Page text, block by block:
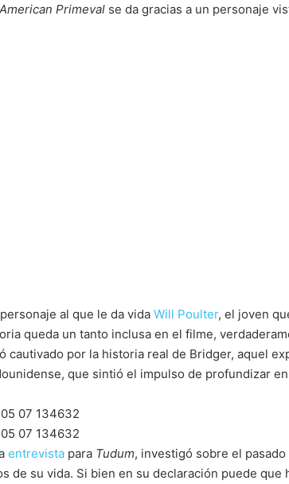
American Primeval se da gracias a un personaje
al que le da vida Will Poulter, el joven
queda un tanto inclusa en el filme,
cautivado por la historia real de Bridger, aquel
que sintió el impulso de profundizar
entrevista para Tudum, investigó sobre el
de su vida. Si bien en su declaración puede que